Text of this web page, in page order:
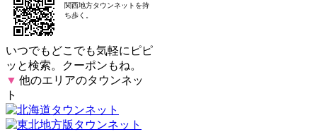
関西地方タウンネットを持
ち歩く。
いつでもどこでも気軽にピピ
ッと検索。クーポンもね。
▼ 他のエリアのタウンネッ
ト